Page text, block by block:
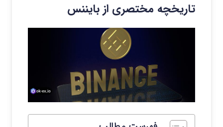
تاریخچه مختصری از بایننس